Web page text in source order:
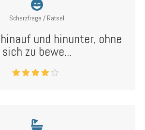
Scherzfrage / Rätsel
und hinunter, ohne
sich zu bewe...